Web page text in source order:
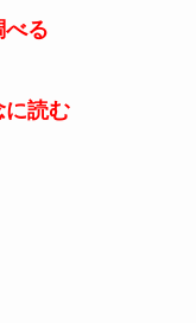
べる
に読む